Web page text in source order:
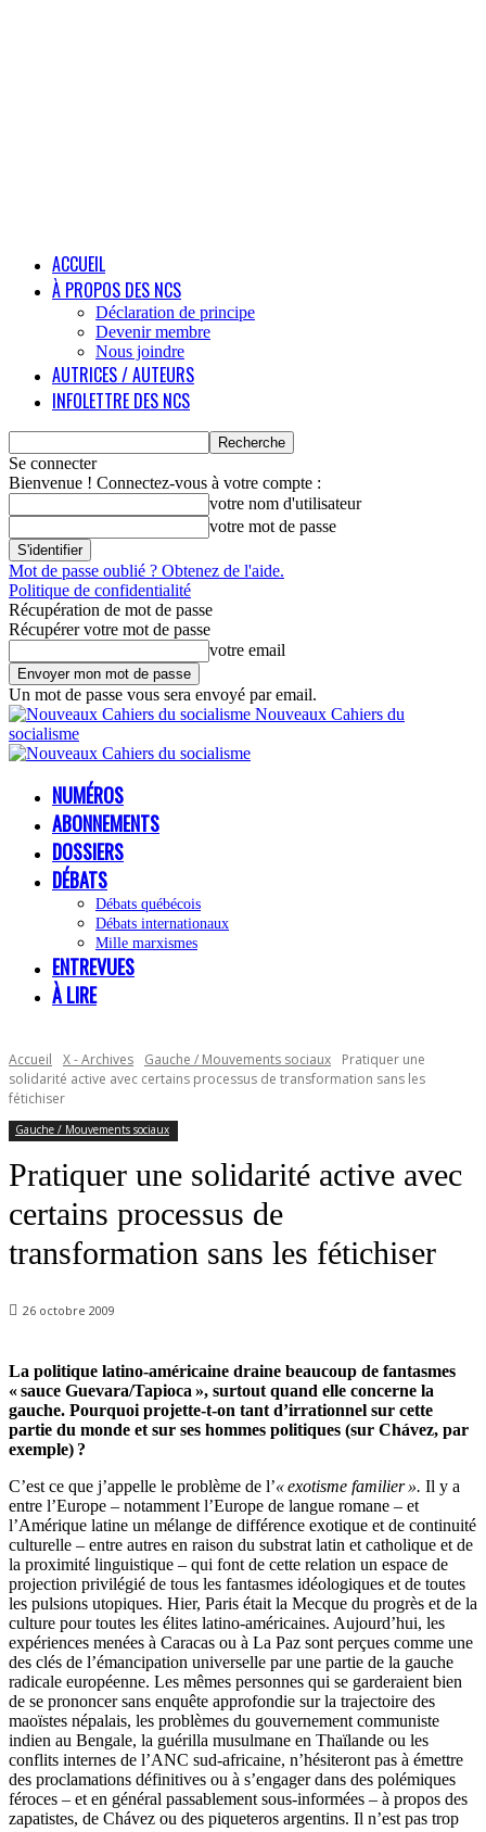
ACCUEIL
À PROPOS DES NCS
Déclaration de principe
Devenir membre
Nous joindre
AUTRICES / AUTEURS
INFOLETTRE DES NCS
Se connecter
Bienvenue ! Connectez-vous à votre compte :
votre nom d'utilisateur
votre mot de passe
Mot de passe oublié ? Obtenez de l'aide.
Politique de confidentialité
Récupération de mot de passe
Récupérer votre mot de passe
votre email
Un mot de passe vous sera envoyé par email.
Nouveaux Cahiers du
socialisme
NUMÉROS
ABONNEMENTS
DOSSIERS
DÉBATS
Débats québécois
Débats internationaux
Mille marxismes
ENTREVUES
À LIRE
Accueil X - Archives Gauche / Mouvements sociaux
Pratiquer une
solidarité active avec certains processus de transformation sans les
fétichiser
Gauche / Mouvements sociaux
Pratiquer une solidarité active avec
certains processus de
transformation sans les fétichiser
26 octobre 2009
La politique latino-américaine draine beaucoup de fantasmes
« sauce Guevara/Tapioca », surtout quand elle concerne la
gauche. Pourquoi projette-t-on tant d’irrationnel sur cette
partie du monde et sur ses hommes politiques (sur Chávez, par
exemple) ?
C’est ce que j’appelle le problème de l’« exotisme familier ». Il y a
entre l’Europe – notamment l’Europe de langue romane – et
l’Amérique latine un mélange de différence exotique et de continuité
culturelle – entre autres en raison du substrat latin et catholique et de
la proximité linguistique – qui font de cette relation un espace de
projection privilégié de tous les fantasmes idéologiques et de toutes
les pulsions utopiques. Hier, Paris était la Mecque du progrès et de la
culture pour toutes les élites latino-américaines. Aujourd’hui, les
expériences menées à Caracas ou à La Paz sont perçues comme une
des clés de l’émancipation universelle par une partie de la gauche
radicale européenne. Les mêmes personnes qui se garderaient bien
de se prononcer sans enquête approfondie sur la trajectoire des
maoïstes népalais, les problèmes du gouvernement communiste
indien au Bengale, la guérilla musulmane en Thaïlande ou les
conflits internes de l’ANC sud-africaine, n’hésiteront pas à émettre
des proclamations définitives ou à s’engager dans des polémiques
féroces – et en général passablement sous-informées – à propos des
zapatistes, de Chávez ou des piqueteros argentins. Il n’est pas trop